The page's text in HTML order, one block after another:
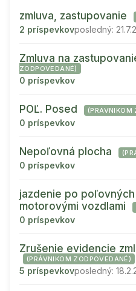
zmluva, zastupovanie
2 príspevkovposledný:
Zmluva na
ZODPOVEDANÉ)
0 príspevkov
POĽ. Posed (PRÁVNIKOM
0 príspevkov
Nepoľovná plocha
0 príspevkov
jazdenie po
motorovými vozdlami
0 príspevkov
Zrušenie evidencie
(PRÁVNIKOM ZODPOVEDANÉ)
5 príspevkovposledný: